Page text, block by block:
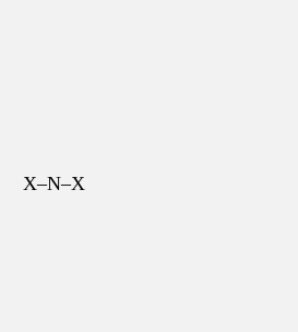
X–N–X